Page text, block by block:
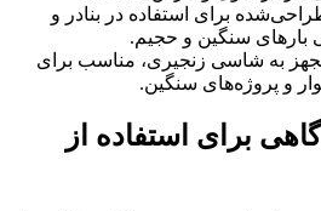
برای استفاده در بنادر و
بارهای سنگین و حجیم.
به شاسی زنجیری، مناسب برای
و پروژه‌های سنگین.
برای استفاده از